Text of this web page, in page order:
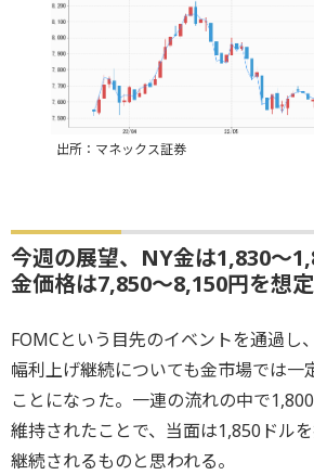
出所：マネックス証券
今週の展望、NY金は1,830～
金価格は7,850～8,150円を想定
FOMCという目先のイベントを通過し
幅利上げ継続についても金市場では一
ことになった。一連の流れの中で
維持されたことで、当面は1,850ドル
継続されるものと思われる。